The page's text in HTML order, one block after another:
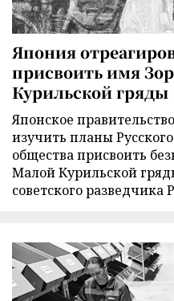
Япония
присвоить имя
Курильской гряды
Японское
изучить планы
общества присвоить
Малой Курильской
советского разведчика